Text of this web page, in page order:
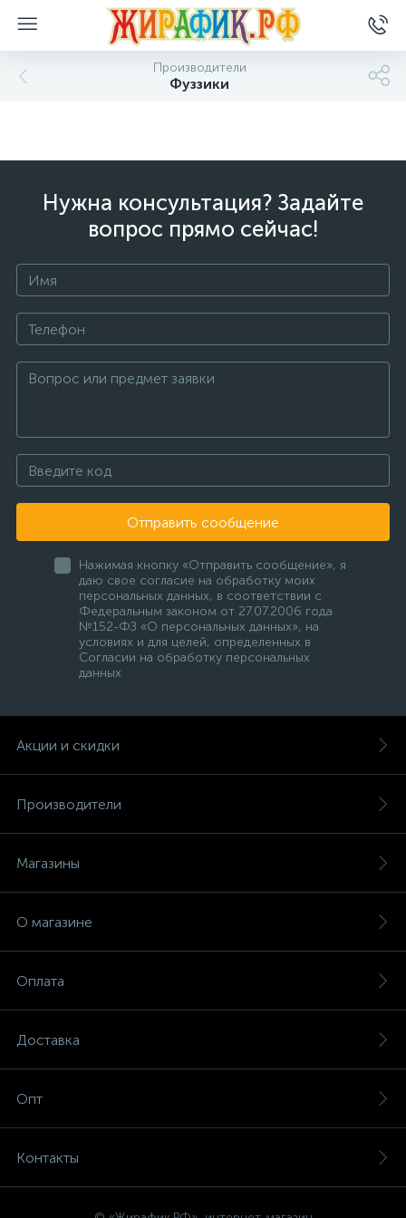
Производители
Фуззики
Нужна консультация? Задайте
вопрос прямо сейчас!
Отправить сообщение
Нажимая кнопку «Отправить сообщение», я
даю свое согласие на обработку моих
персональных данных, в соответствии с
Федеральным законом от 27.07.2006 года
№152-ФЗ «О персональных данных», на
условиях и для целей, определенных в
Согласии на обработку персональных
данных
Акции и скидки
Производители
Магазины
О магазине
Оплата
Доставка
Опт
Контакты